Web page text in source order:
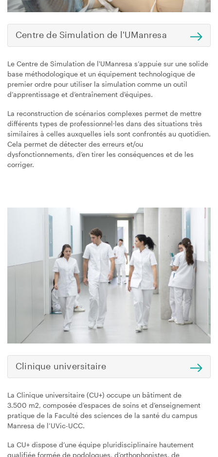
Centre de Simulation de l'UManresa
Le Centre de Simulation de l'UManresa s’appuie sur une solide
base méthodologique et un équipement technologique de
premier ordre pour utiliser la simulation comme un outil
d’apprentissage et d’entraînement d'équipes.
La reconstruction de scénarios complexes permet de mettre
différents types de professionnel·les dans des situations très
similaires à celles auxquelles iels sont confrontés au quotidien.
Cela permet de détecter des erreurs et/ou
dysfonctionnements, d’en tirer les conséquences et de les
corriger.
Clinique universitaire
La Clinique universitaire (CU+) occupe un bâtiment de
3.500 m2, composée d’espaces de soins et d’enseignement
pratique de la Faculté des sciences de la santé du campus
Manresa de l’UVic-UCC.
La CU+ dispose d’une équipe pluridisciplinaire hautement
qualifiée formée de podologues, d’orthophonistes, de